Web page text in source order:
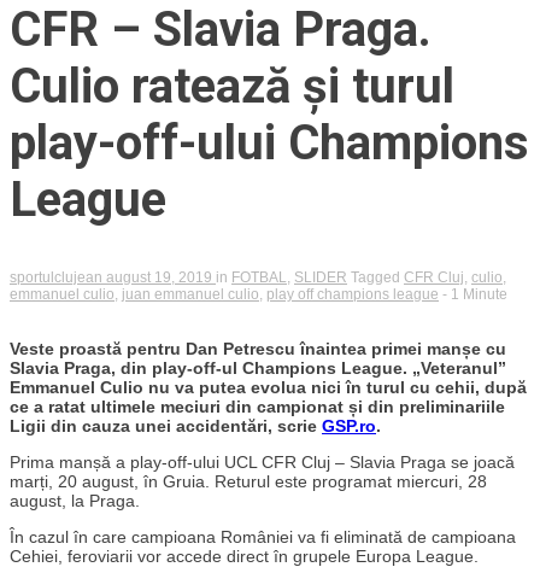
CFR – Slavia Praga.
Culio ratează și turul
play-off-ului Champions
League
sportulclujean august 19, 2019 in FOTBAL SLIDER Tagged CFR Cluj culio
emmanuel culio juan emmanuel culio play off champions league - 1 Minute
Veste proastă pentru Dan Petrescu înaintea primei manșe cu
Slavia Praga, din play-off-ul Champions League. „Veteranul”
Emmanuel Culio nu va putea evolua nici în turul cu cehii, după
ce a ratat ultimele meciuri din campionat și din preliminariile
Ligii din cauza unei accidentări, scrie GSP.ro.
Prima manșă a play-off-ului UCL CFR Cluj – Slavia Praga se joacă
marți, 20 august, în Gruia. Returul este programat miercuri, 28
august, la Praga.
În cazul în care campioana României va fi eliminată de campioana
Cehiei, feroviarii vor accede direct în grupele Europa League.